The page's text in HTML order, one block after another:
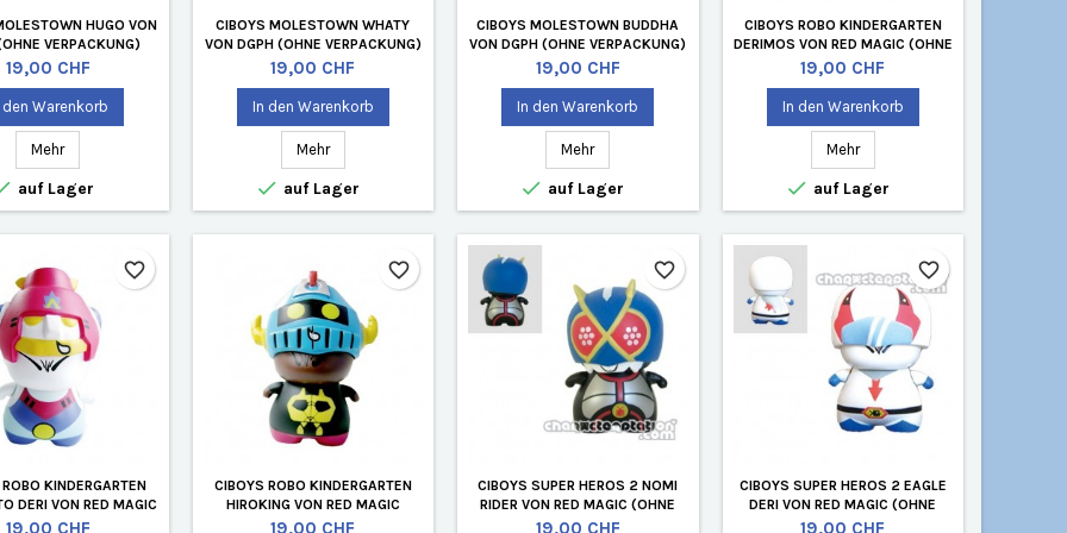
HUGO VON
VERPACKUNG)
Preis
19,00 CHF
den Warenkorb
Mehr
auf Lager
CIBOYS MOLESTOWN WHATY
VON DGPH (OHNE VERPACKUNG)
Preis
19,00 CHF
In den Warenkorb
Mehr
 auf Lager
CIBOYS MOLESTOWN BUDDHA
VON DGPH (OHNE VERPACKUNG)
Preis
19,00 CHF
In den Warenkorb
Mehr
 auf Lager
CIBOYS ROBO KINDERGARTEN
DERIMOS VON RED MAGIC (OHNE
VERPACKUNG)
Preis
19,00 CHF
In den Warenkorb
Mehr
 auf Lager
KINDERGARTEN
DERI VON RED MAGIC
VERPACKUNG)
Preis
favorite_border
CIBOYS ROBO KINDERGARTEN
HIROKING VON RED MAGIC
(OHNE VERPACKUNG)
Preis
favorite_border
CIBOYS SUPER HEROS 2 NOMI
RIDER VON RED MAGIC (OHNE
VERPACKUNG)
Preis
favorite_border
CIBOYS SUPER HEROS 2 EAGLE
DERI VON RED MAGIC (OHNE
VERPACKUNG)
Preis
favorite_border